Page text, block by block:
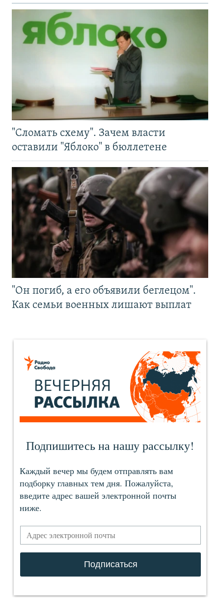
"Сломать схему". Зачем власти
оставили "Яблоко" в бюллетене
"Он погиб, а его объявили беглецом".
Как семьи военных лишают выплат